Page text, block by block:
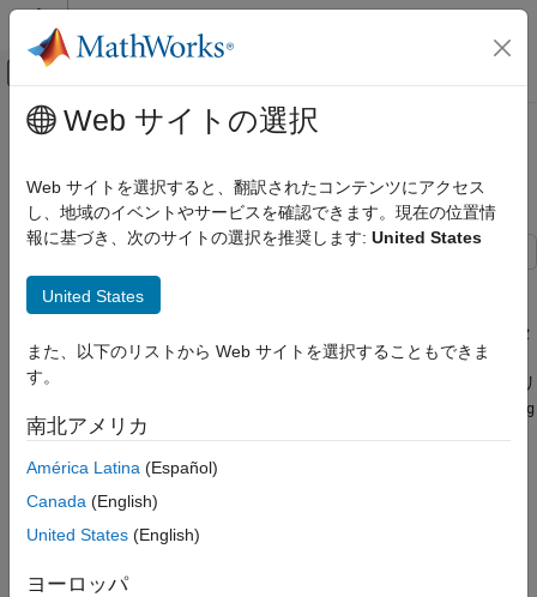
コンテンツへスキップ
オフキャンバス ナビゲーション メ
ドキュメンテーションのホーム
ROS Toolbox
カスタム メッセージのサポート
メインコンテンツ
MATLAB での ROS カスタム メッ
セージの生成
カスタム メッセージを使用して、ROS で現在サポートされてい
るメッセージ タイプのセットを拡張します。カスタム メッセー
ジはユーザー定義のメッセージです。サポートされているメッセ
ージ タイプを送受信する場合は、カスタム メッセージを使用す
る必要はありません。サポートされているメッセージ タイプのリ
rosmsg
list
」と入力します。サポートされている ROS メッセージの詳
細については、 基本的な ROS メッセージの操作
ROS カスタム メッセージをはじめて取り扱う場合は、
Web サイトの選択
Web サイトを選択すると、翻訳されたコンテンツにアクセス
し、地域のイベントやサービスを確認できます。現在の位置情
報に基づき、次のサイトの選択を推奨します: United States
United States
また、以下のリストから Web サイトを選択することもできま
す。
南北アメリカ
América Latina (Español)
Canada (English)
United States (English)
ヨーロッパ